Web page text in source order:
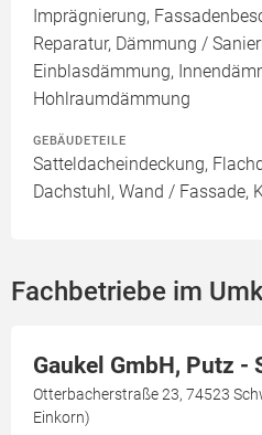
Imprägnierung,
Reparatur, Dämmung /
Einblasdämmung,
Hohlraumdämmung
GEBÄUDETEILE
Satteldacheindeckung,
Dachstuhl, Wand / Fassade,
Fachbetriebe im
Gaukel GmbH, Putz -
Otterbacherstraße 23, 74523
Einkorn)